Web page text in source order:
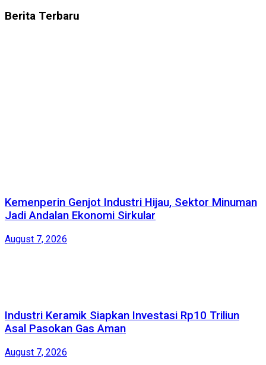
Berita Terbaru
Kemenperin Genjot Industri Hijau, Sektor Minuman
Jadi Andalan Ekonomi Sirkular
August 7, 2026
Industri Keramik Siapkan Investasi Rp10 Triliun
Asal Pasokan Gas Aman
August 7, 2026